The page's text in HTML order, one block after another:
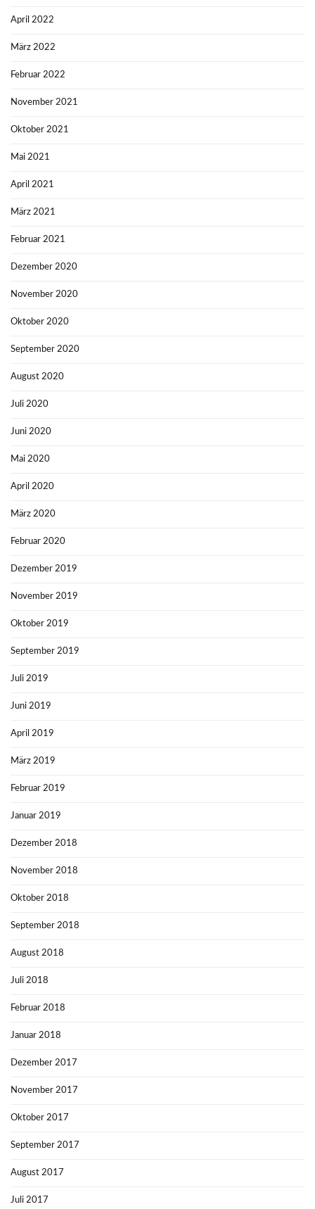
April 2022
März 2022
Februar 2022
November 2021
Oktober 2021
Mai 2021
April 2021
März 2021
Februar 2021
Dezember 2020
November 2020
Oktober 2020
September 2020
August 2020
Juli 2020
Juni 2020
Mai 2020
April 2020
März 2020
Februar 2020
Dezember 2019
November 2019
Oktober 2019
September 2019
Juli 2019
Juni 2019
April 2019
März 2019
Februar 2019
Januar 2019
Dezember 2018
November 2018
Oktober 2018
September 2018
August 2018
Juli 2018
Februar 2018
Januar 2018
Dezember 2017
November 2017
Oktober 2017
September 2017
August 2017
Juli 2017